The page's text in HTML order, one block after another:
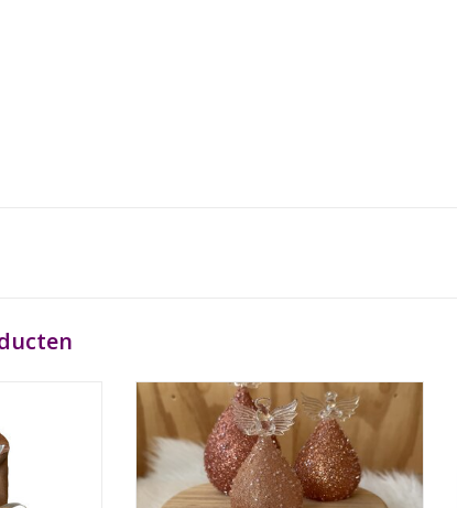
voor
kunnen
Glazen Engel in de kleur brick/roest
TOEVOEGEN AAN WINKELWAGEN